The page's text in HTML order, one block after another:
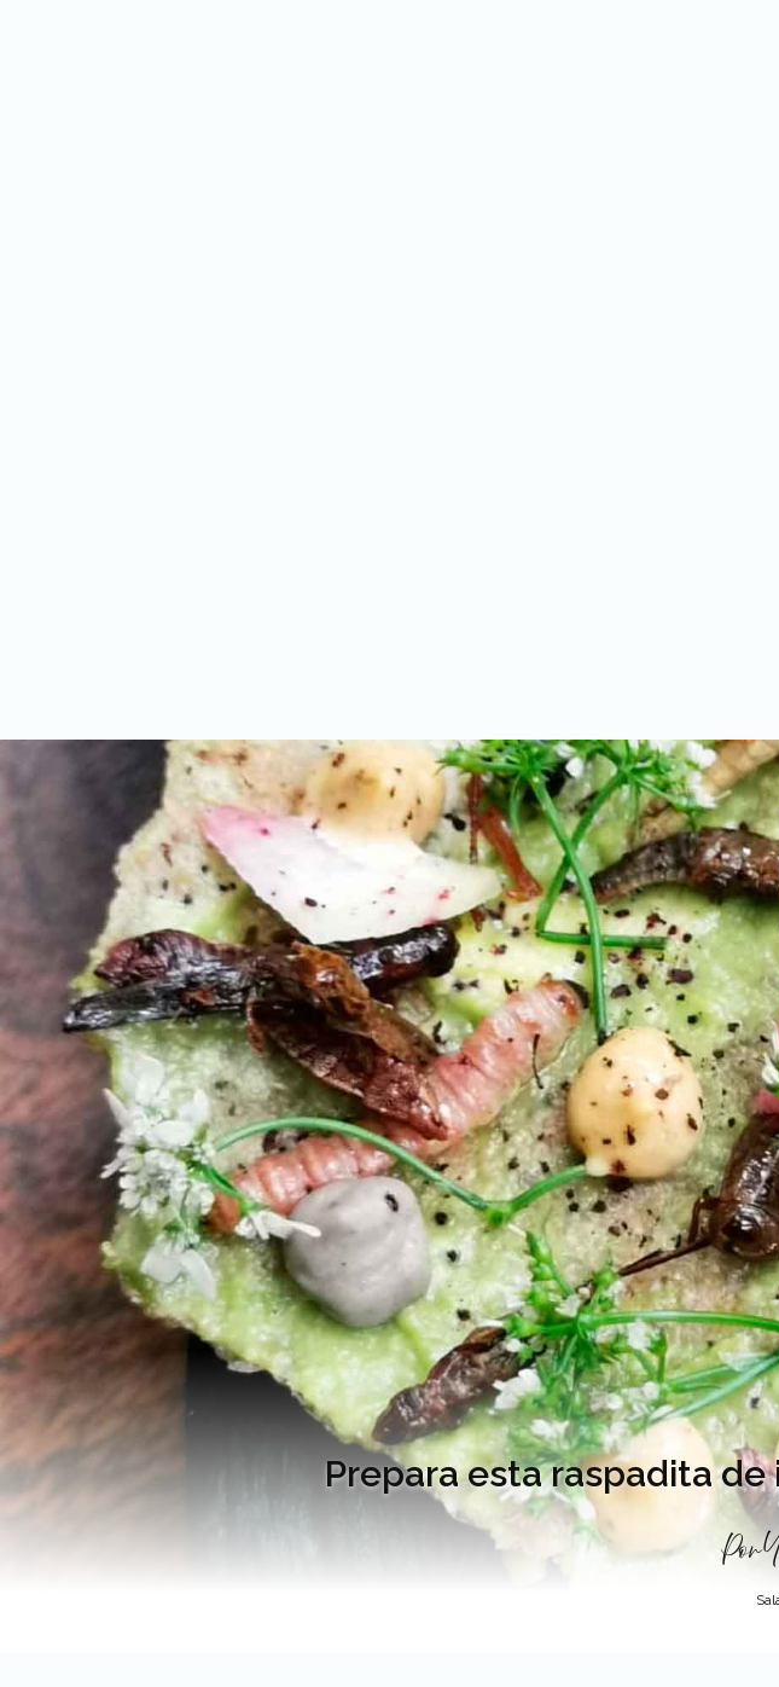
Prepara esta raspadita
Por